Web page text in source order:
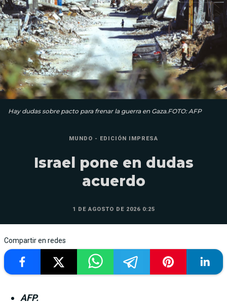
Hay dudas sobre pacto para frenar la guerra en Gaza.FOTO: AFP
MUNDO - EDICIÓN IMPRESA
Israel pone en dudas
acuerdo
1 DE AGOSTO DE 2026 0:25
Compartir en redes
AFP.